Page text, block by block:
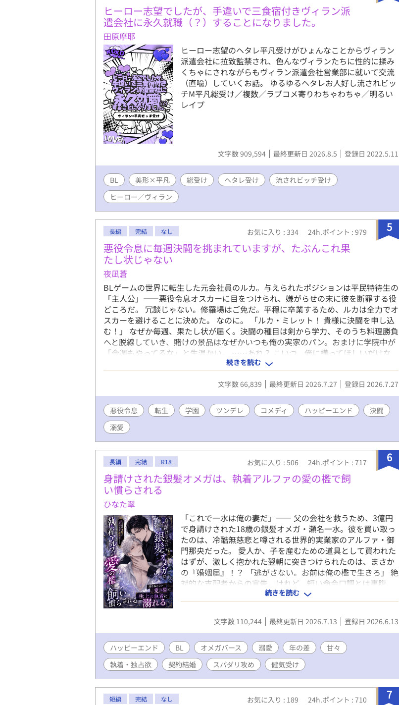
ヒーロー志望でしたが、手違いで三食宿付きヴィラン派
遣会社に永久就職（？）することになりました。
田原摩耶
ヒーロー志望のヘタレ平凡受けがひょんなことからヴィラン
派遣会社に拉致監禁され、色んなヴィランたちに性的に揉み
くちゃにされながらもヴィラン派遣会社営業部に就いて交流
（直喩）していくお話。 ゆるゆるヘタレお人好し流されビッ
チM平凡総受け／複数／ラブコメ寄りわちゃわちゃ／明るい
レイプ
文字数 909,594 最終更新日 2026.8.5 登録日 2022.5.11
BL 美形×平凡 総受け ヘタレ受け
流されビッチ受け
ヒーロー／ヴィラン
5
長編 完結 なし お気に入り : 334 24h.ポイント : 979
悪役令息に毎週決闘を挑まれていますが、たぶんこれ果
たし状じゃない
夜凪蒼
BLゲームの世界に転生した元会社員のルカ。与えられたポジションは平民特待生の
「主人公」——悪役令息オスカーに目をつけられ、嫌がらせの末に彼を断罪する役
どころだ。 冗談じゃない。修羅場はご免だ。平穏に卒業するため、ルカは全力でオ
スカーを避けることに決めた。 なのに。 「ルカ・ミレット！ 貴様に決闘を申し込
む！」 なぜか毎週、果たし状が届く。決闘の種目は剣から学力、そのうち料理勝負
へと脱線していき、賭けの景品はなぜかいつも俺の実家のパン。おまけに学院中が
「今週もやってるな」と生温かい。 ……あれ？ こいつ、俺に構ってほしいだけな
んじゃ？ 逃げるほど距離が縮まる、破滅フラグ回避（失敗中）の学園BLコメデ
ィ。全年齢・純愛です。 ※本作は『小説家になろう』『カクヨム』にも掲載してい
続きを読む
文字数 66,839 最終更新日 2026.7.27 登録日 2026.7.27
悪役令息 転生 学園 ツンデレ コメディ ハッピーエンド
決闘
溺愛
6
長編 完結 R18 お気に入り : 506 24h.ポイント : 717
身請けされた銀髪オメガは、執着アルファの愛の檻で飼
い慣らされる
ひなた翠
「これで一水は俺の妻だ」―― 父の会社を救うため、3億円
で身請けされた18歳の銀髪オメガ・瀬名一水。彼を買い取っ
たのは、冷酷無慈悲と噂される世界的実業家のアルファ・御
門那央だった。 愛人か、子を産むための道具として買われた
はずが、激しく抱かれた翌朝に突きつけられたのは、まさか
の『婚姻届』！？ 「逃がさない。お前は俺の檻で生きろ」 絶
対的な支配者からの宣告。けれど、短い命令口調とは裏腹
に、触れる手つきに滲む不器用な優しさと熱情に、一水の心
は次第に絆されていく。 単なる「所有物」として買われたオ
メガが、孤独な捕食者の心を溶かし、やがて唯一無二の番と
して並び立つまでの物語。 絶対的支配から極上の溺愛へ。執
続きを読む
文字数 110,244 最終更新日 2026.7.13 登録日 2026.6.13
ハッピーエンド BL オメガバース 溺愛 年の差
甘々
執着・独占欲
契約結婚 スパダリ攻め 健気受け
7
短編 完結 なし お気に入り : 189 24h.ポイント : 710